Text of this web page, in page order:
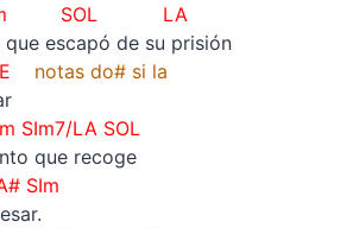
MIm SOL LA
escapó de su prisión
notas do# si la
SIm7/LASOL
que recoge
SIm